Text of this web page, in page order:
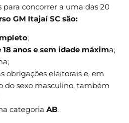
concorrer a uma das 20
GM Itajaí SC são:
;
anos e sem idade máxima;
obrigações eleitorais e, em
do sexo masculino, também
categoria AB.